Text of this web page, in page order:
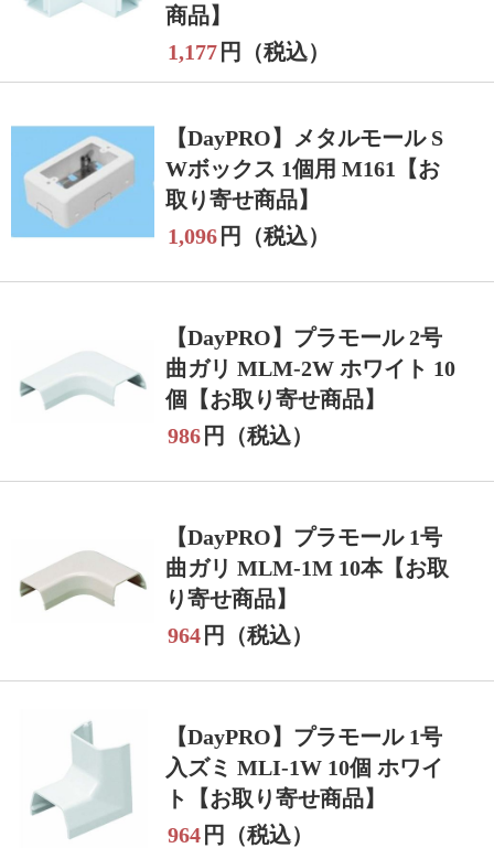
商品】
1,177 円（税込）
【DayPRO】メタルモール S
Wボックス 1個用 M161【お
取り寄せ商品】
1,096 円（税込）
【DayPRO】プラモール 2号
曲ガリ MLM-2W ホワイト 10
個【お取り寄せ商品】
986 円（税込）
【DayPRO】プラモール 1号
曲ガリ MLM-1M 10本【お取
り寄せ商品】
964 円（税込）
【DayPRO】プラモール 1号
入ズミ MLI-1W 10個 ホワイ
ト【お取り寄せ商品】
964 円（税込）